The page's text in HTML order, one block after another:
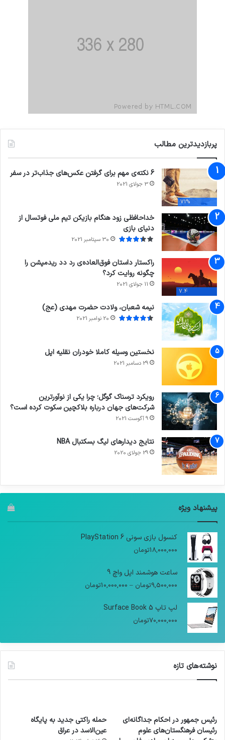
پربازدیدترین مطالب
71%
6 نکته‌ی مهم برای گرفتن عکس‌های جذاب‌تر در سفر
3 جولای 2021
خداحافظی زود هنگام بازیکن تیم ملی فوتسال از
دنیای بازی
30 سپتامبر 2021
7.4
راکستار داستان فوق‌العاده‌ی رد دد ریدمپشن را
چگونه روایت کرد؟
11 جولای 2021
نیمه شعبان، ولادت حضرت مهدی (عج)
20 نوامبر 2021
نخستین وسیله کاملا خودران نقلیه اپل
29 دسامبر 2021
رویکرد ترسناک گوگل؛ چرا یکی از نوآورترین
شرکت‌های جهان درباره بلاکچین سکوت کرده است؟
9 آگوست 2021
نتایج دیدار‌های لیگ بسکتبال NBA
29 جولای 2020
پیشنهاد ویژه
کنسول بازی سونی PlayStation 6
18,000,000تومان
ساعت هوشمند اپل واچ 9
9,500,000تومان –
10,000,000تومان
لپ تاپ Surface Book 5
70,000,000تومان
نوشته‌های تازه
رئیس جمهور در احکام جداگانه‌ای
رئیسان فرهنگستان‌های علوم
حمله راکتی جدید به پایگاه
عین‌الاسد در عراق